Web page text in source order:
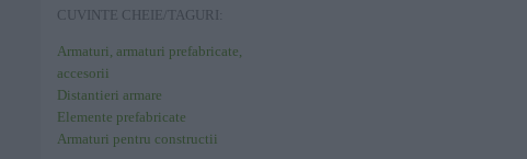
CUVINTE CHEIE/TAGURI:
Armaturi, armaturi prefabricate,
accesorii
Distantieri armare
Elemente prefabricate
Armaturi pentru constructii